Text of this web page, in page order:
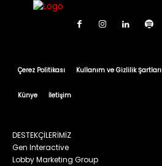
Çerez Politikası Kullanım ve Gizlilik Şartları
Künye İletişim
DESTEKÇİLERİMİZ
Gen Interactive
Lobby Marketing Group